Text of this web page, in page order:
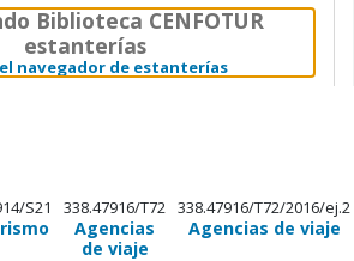
Biblioteca CENFOTUR
estanterías
navegador de estanterías(Oculta el
S21 338.47916/T72
Agencias
de viaje
338.47916/T72/2016/ej.2
Agencias de viaje